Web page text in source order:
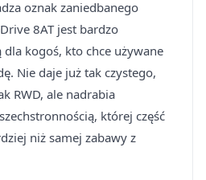
oznak zaniedbanego
8AT jest bardzo
kogoś, kto chce używane
Nie daje już tak czystego,
RWD, ale nadrabia
której część
niż samej zabawy z